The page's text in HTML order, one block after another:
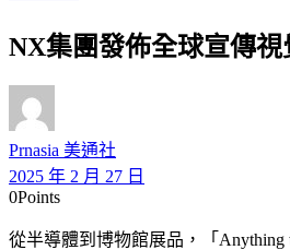
NX集團發佈全球宣傳視
Prnasia 美通社
2025 年 2 月 27 日
0Points
從半導體到博物館展品，「